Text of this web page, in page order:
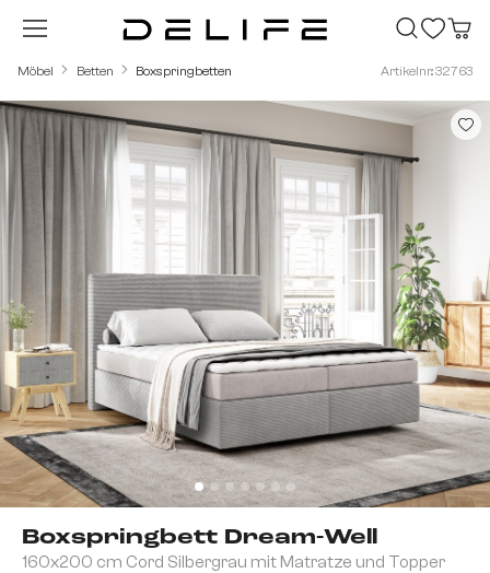
Zum Hauptinhalt springen
Möbel Betten Boxspringbetten Artikelnr.: 32763
Boxspringbett Dream-Well
160x200 cm Cord Silbergrau mit Matratze und Topper
Bildergalerie überspringen